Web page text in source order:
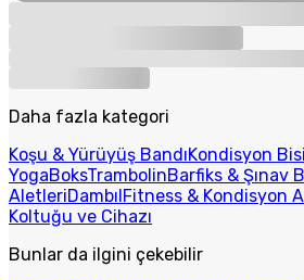
Daha fazla kategori
Koşu & Yürüyüş BandıKondisyon
YogaBoksTrambolinBarfiks & Şınav
AletleriDambılFitness & Kondisyon
Koltuğu ve Cihazı
Bunlar da ilgini çekebilir